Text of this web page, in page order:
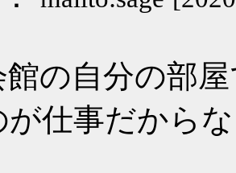
館の自分の部
が仕事だからな